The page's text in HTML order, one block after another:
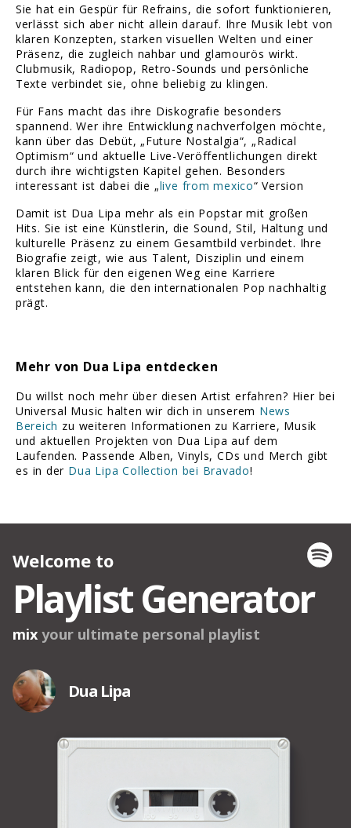
Sie hat ein Gespür für Refrains, die sofort funktionieren,
verlässt sich aber nicht allein darauf. Ihre Musik lebt von
klaren Konzepten, starken visuellen Welten und einer
Präsenz, die zugleich nahbar und glamourös wirkt.
Clubmusik, Radiopop, Retro-Sounds und persönliche
Texte verbindet sie, ohne beliebig zu klingen.
Für Fans macht das ihre Diskografie besonders
spannend. Wer ihre Entwicklung nachverfolgen möchte,
kann über das Debüt, „Future Nostalgia“, „Radical
Optimism“ und aktuelle Live-Veröffentlichungen direkt
durch ihre wichtigsten Kapitel gehen. Besonders
interessant ist dabei die „live from mexico“ Version
Damit ist Dua Lipa mehr als ein Popstar mit großen
Hits. Sie ist eine Künstlerin, die Sound, Stil, Haltung und
kulturelle Präsenz zu einem Gesamtbild verbindet. Ihre
Biografie zeigt, wie aus Talent, Disziplin und einem
klaren Blick für den eigenen Weg eine Karriere
entstehen kann, die den internationalen Pop nachhaltig
prägt.
Mehr von Dua Lipa entdecken
Du willst noch mehr über diesen Artist erfahren? Hier bei
Universal Music halten wir dich in unserem News
Bereich zu weiteren Informationen zu Karriere, Musik
und aktuellen Projekten von Dua Lipa auf dem
Laufenden. Passende Alben, Vinyls, CDs und Merch gibt
es in der Dua Lipa Collection bei Bravado!